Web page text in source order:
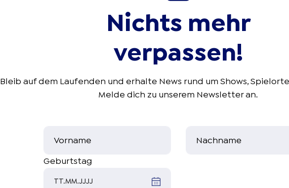
Nichts mehr
verpassen!
Bleib auf dem Laufenden und erhalte News rund um Shows,
Melde dich zu unserem Newsletter an.
Vorname Nachname
Geburtstag
TT.MM.JJJJ